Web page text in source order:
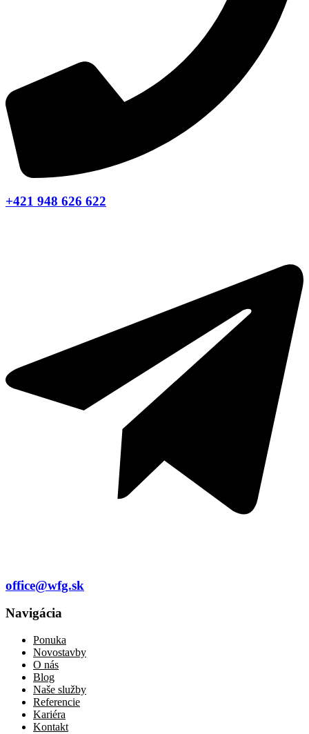
+421 948 626 622
office@wfg.sk
Navigácia
Ponuka
Novostavby
O nás
Blog
Naše služby
Referencie
Kariéra
Kontakt